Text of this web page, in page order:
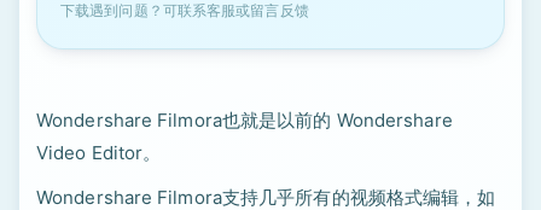
下载遇到问题？可联系客服或留言反馈
Wondershare Filmora也就是以前的 Wondershare
Video Editor。
Wondershare Filmora支持几乎所有的视频格式编辑，如